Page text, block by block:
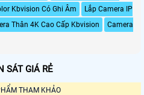
Kbvision Có Ghi Âm
Lắp Camera IP
Thân 4K Cao Cấp Kbvision
Camera
SÁT GIÁ RẺ
THAM KHẢO